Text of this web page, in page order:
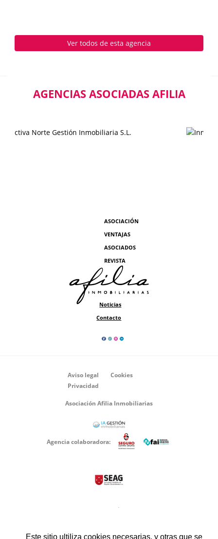
Este sitio ultiliza cookies necesarias, y otras que se
Ver todos de esta agencia
AGENCIAS ASOCIADAS AFILIA
ASOCIACIÓN
VENTAJAS
ASOCIADOS
REVISTA
Noticias
Contacto
Aviso legal
Cookies
Privacidad
Asociación Afilia Inmobiliarias
Agencia colaboradora: